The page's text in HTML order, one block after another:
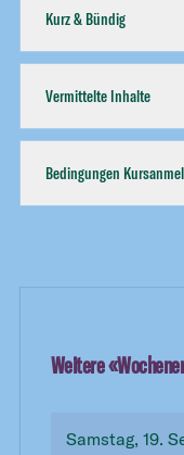
Kurz & Bündig
Vermittelte Inhalte
Bedingungen
Weitere «
Samstag, 19.